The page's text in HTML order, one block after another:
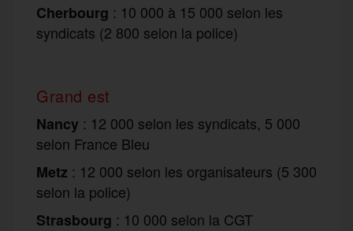
Cherbourg : 10 000 à 15 000 selon les
syndicats (2 800 selon la police)
Grand est
Nancy : 12 000 selon les syndicats, 5 000
selon France Bleu
Metz : 12 000 selon les organisateurs (5 300
selon la police)
Strasbourg : 10 000 selon la CGT